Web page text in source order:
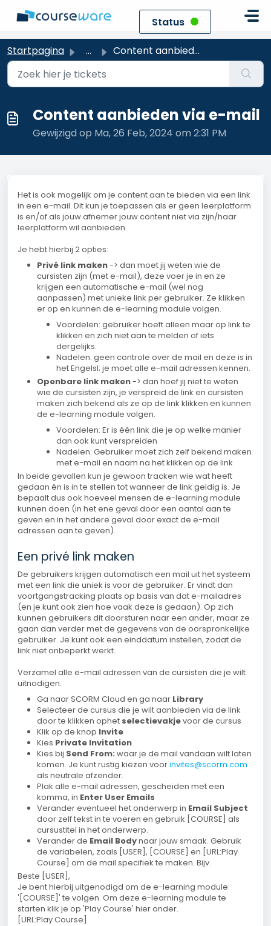
Status
Startpagina ... Content aanbieden via e-mail
Content aanbieden via e-mail
Gewijzigd op Ma, 26 Feb, 2024 om 2:31 PM
Het is ook mogelijk om je content aan te bieden via een link
in een e-mail. Dit kun je toepassen als er geen leerplatform
is en/of als jouw afnemer jouw content niet via zijn/haar
leerplatform wil aanbieden.
Je hebt hierbij 2 opties:
Privé link maken-> dan moet jij weten wie de
cursisten zijn (met e-mail), deze voer je in en ze
krijgen een automatische e-mail (wel nog
aanpassen) met unieke link per gebruiker. Ze klikken
er op en kunnen de e-learning module volgen.
Voordelen: gebruiker hoeft alleen maar op link te
klikken en zich niet aan te melden of iets
dergelijks.
Nadelen: geen controle over de mail en deze is in
het Engelsl; je moet alle e-mail adressen kennen.
Openbare link maken-> dan hoef jij niet te weten
wie de cursisten zijn, je verspreid de link en cursisten
maken zich bekend als ze op de link klikken en kunnen
de e-learning module volgen.
Voordelen: Er is één link die je op welke manier
dan ook kunt verspreiden
Nadelen: Gebruiker moet zich zelf bekend maken
met e-mail en naam na het klikken op de link
In beide gevallen kun je gewoon tracken wie wat heeft
gedaan én is in te stellen tot wanneer de link geldig is. Je
bepaalt dus ook hoeveel mensen de e-learning module
kunnen doen (in het ene geval door een aantal aan te
geven en in het andere geval door exact de e-mail
adressen aan te geven).
Een privé link maken
De gebruikers krijgen automatisch een mail uit het systeem
met een link die uniek is voor de gebruiker. Er vindt dan
voortgangstracking plaats op basis van dat e-mailadres
(en je kunt ook zien hoe vaak deze is gedaan). Op zich
kunnen gebruikers dit doorsturen naar een ander, maar ze
gaan dan verder met de gegevens van de oorspronkelijke
gebruiker. Je kunt ook een einddatum instellen, zodat de
link niet onbeperkt werkt.
Verzamel alle e-mail adressen van de cursisten die je wilt
uitnodigen.
Ga naar SCORM Cloud en ga naar Library
Selecteer de cursus die je wilt aanbieden via de link
door te klikken ophet selectievakjevoor de cursus
Klik op de knop Invite
Kies Private Invitation
Kies bij Send From: waar je de mail vandaan wilt laten
komen. Je kunt rustig kiezen voorinvites@scorm.com
als neutrale afzender.
Plak alle e-mail adressen, gescheiden met een
komma, in Enter User Emails
Verander eventueel het onderwerp in Email Subject
door zelf tekst in te voeren en gebruik [COURSE] als
cursustitel in het onderwerp.
Verander de Email Bodynaar jouw smaak. Gebruik
de variabelen, zoals [USER], [COURSE] en [URL:Play
Course] om de mail specifiek te maken. Bijv.
Beste [USER],
Je bent hierbij uitgenodigd om de e-learning module:
'[COURSE]' te volgen. Om deze e-learning module te
starten klik je op 'Play Course' hier onder.
[URL:Play Course]